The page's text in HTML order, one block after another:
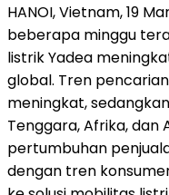
HANOI, Vietnam, 19
beberapa minggu
listrik Yadea
global. Tren
meningkat,
Tenggara, Afrika,
pertumbuhan
dengan tren